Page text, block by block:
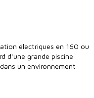
électriques en 160 ou
d'une grande piscine
un environnement